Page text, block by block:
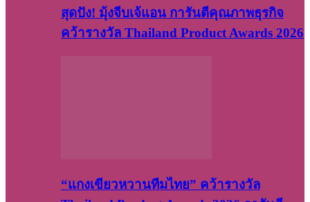
สุดปัง! มุ้งจีบเจ้แอน การันตีคุณภาพธุรกิจ
คว้ารางวัล Thailand Product Awards 2026
“แกงเขียวหวานทีมไทย” คว้ารางวัล